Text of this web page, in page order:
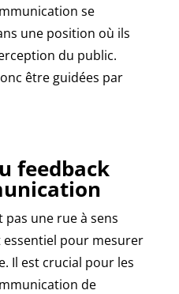
se
une position où ils
du public.
être guidées par
feedback
pas une rue à sens
essentiel pour mesurer
Il est crucial pour les
de